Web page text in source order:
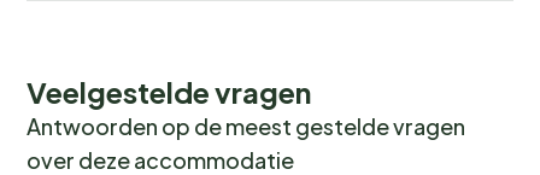
Veelgestelde vragen
Antwoorden op de meest gestelde vragen
over deze accommodatie